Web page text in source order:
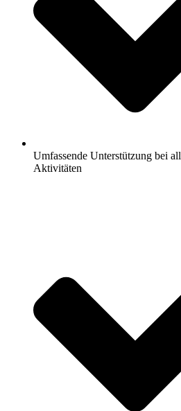
Umfassende Unterstützung bei
Aktivitäten